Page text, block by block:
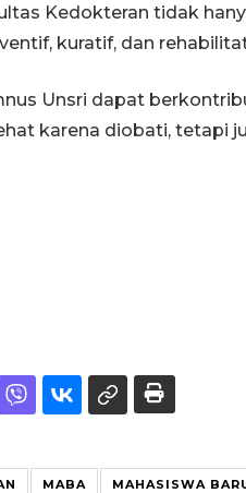
Kedokteran tidak
kuratif, dan
Unsri dapat
karena diobati, tetapi
MABA MAHASISWA